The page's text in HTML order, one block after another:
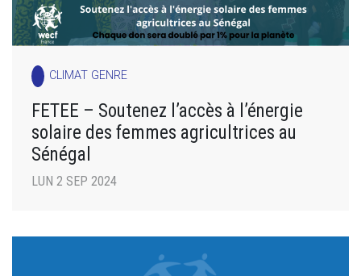
CLIMAT GENRE
FETEE – Soutenez l’accès à l’énergie
solaire des femmes agricultrices au
Sénégal
LUN 2 SEP 2024